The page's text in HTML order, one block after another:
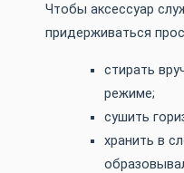
Чтобы аксессуар
придерживаться
стирать
режиме;
сушить
хранить в